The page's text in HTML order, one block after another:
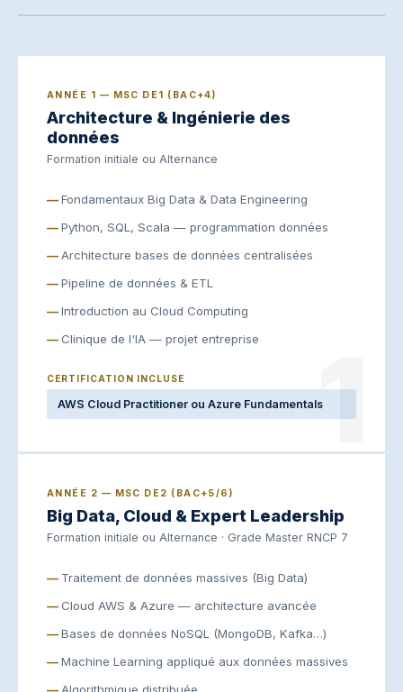
1
ANNÉE 1 — MSC DE1 (BAC+4)
Architecture & Ingénierie des
données
Formation initiale ou Alternance
Fondamentaux Big Data & Data Engineering
Python, SQL, Scala — programmation données
Architecture bases de données centralisées
Pipeline de données & ETL
Introduction au Cloud Computing
Clinique de l'IA — projet entreprise
CERTIFICATION INCLUSE
AWS Cloud Practitioner ou Azure Fundamentals
ANNÉE 2 — MSC DE2 (BAC+5/6)
Big Data, Cloud & Expert Leadership
Formation initiale ou Alternance · Grade Master RNCP 7
Traitement de données massives (Big Data)
Cloud AWS & Azure — architecture avancée
Bases de données NoSQL (MongoDB, Kafka…)
Machine Learning appliqué aux données massives